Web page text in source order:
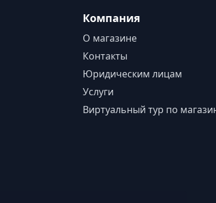
Компания
О магазине
Контакты
Юридическим лицам
Услуги
Виртуальный тур по